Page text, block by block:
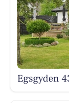
Egsgyden